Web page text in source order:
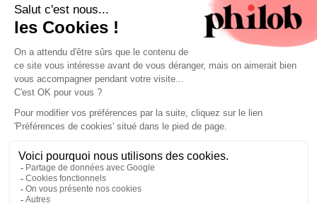
ESTIMATION GRATUITE
PHILOB
MENTIONS LÉGALES